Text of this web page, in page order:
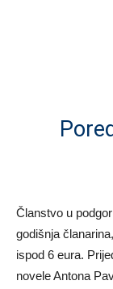
Članstvo u
godišnja
ispod 6 eura.
novele Antona